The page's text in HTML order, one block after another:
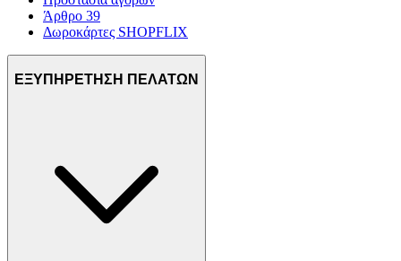
Άρθρο 39
Δωροκάρτες SHOPFLIX
ΕΞΥΠΗΡΕΤΗΣΗ ΠΕΛΑΤΩΝ